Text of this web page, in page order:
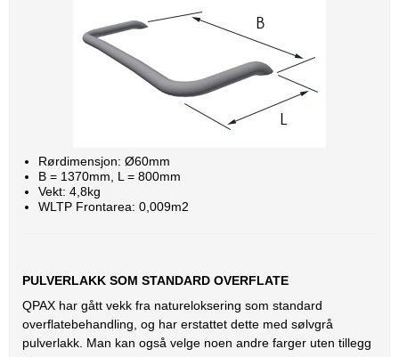
Rørdimensjon: Ø60mm
B = 1370mm, L = 800mm
Vekt: 4,8kg
WLTP Frontarea: 0,009m2
PULVERLAKK SOM STANDARD OVERFLATE
QPAX har gått vekk fra natureloksering som standard
overflatebehandling, og har erstattet dette med sølvgrå
pulverlakk. Man kan også velge noen andre farger uten tillegg